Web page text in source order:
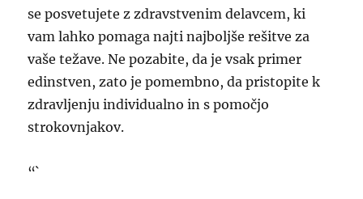
se posvetujete z zdravstvenim delavcem, ki
vam lahko pomaga najti najboljše rešitve za
vaše težave. Ne pozabite, da je vsak primer
edinstven, zato je pomembno, da pristopite k
zdravljenju individualno in s pomočjo
strokovnjakov.
“`